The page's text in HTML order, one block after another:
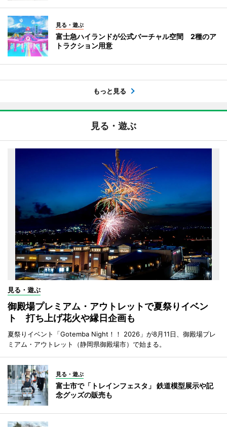
見る・遊ぶ
富士急ハイランドが公式バーチャル空間 2種のア
トラクション用意
もっと見る
見る・遊ぶ
見る・遊ぶ
御殿場プレミアム・アウトレットで夏祭りイベン
ト 打ち上げ花火や縁日企画も
夏祭りイベント「Gotemba Night！！ 2026」が8月11日、御殿場プレ
ミアム・アウトレット（静岡県御殿場市）で始まる。
見る・遊ぶ
富士市で「トレインフェスタ」 鉄道模型展示や記
念グッズの販売も